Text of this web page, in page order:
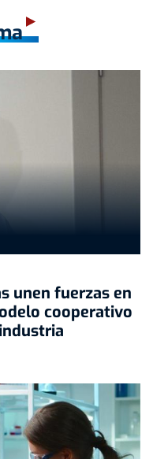
unen fuerzas en
cooperativo